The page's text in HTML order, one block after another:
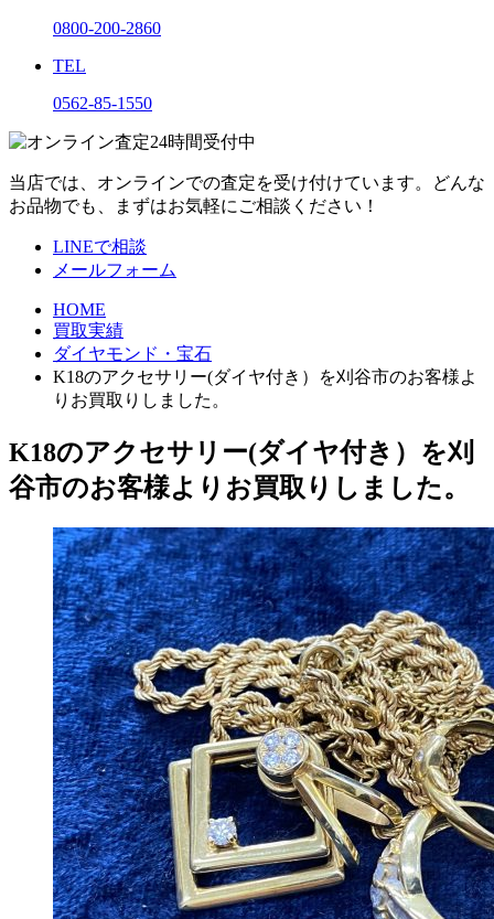
0800-200-2860
TEL
0562-85-1550
当店では、オンラインでの査定を受け付けています。どんな
お品物でも、まずはお気軽にご相談ください！
LINEで相談
メールフォーム
HOME
買取実績
ダイヤモンド・宝石
K18のアクセサリー(ダイヤ付き）を刈谷市のお客様よ
りお買取りしました。
K18のアクセサリー(ダイヤ付き）を刈
谷市のお客様よりお買取りしました。